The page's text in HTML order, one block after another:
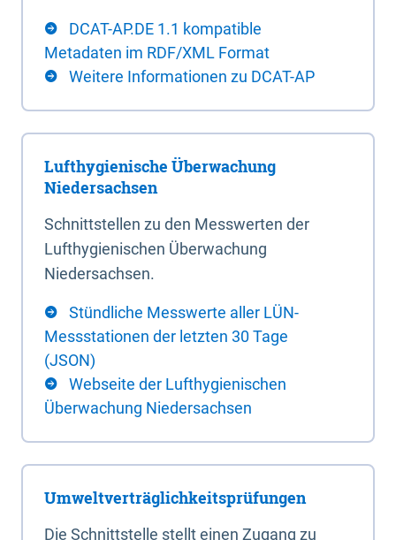
DCAT-AP.DE 1.1 kompatible
Metadaten im RDF/XML Format
Weitere Informationen zu DCAT-AP
Lufthygienische Überwachung
Niedersachsen
Schnittstellen zu den Messwerten der
Lufthygienischen Überwachung
Niedersachsen.
Stündliche Messwerte aller LÜN-
Messstationen der letzten 30 Tage
(JSON)
Webseite der Lufthygienischen
Überwachung Niedersachsen
Umweltverträglichkeitsprüfungen
Die Schnittstelle stellt einen Zugang zu